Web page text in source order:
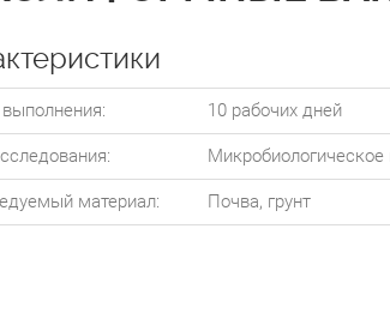
10 рабочих дней
Микробиологическое
материал: Почва, грунт